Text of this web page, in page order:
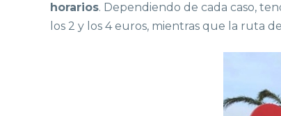
horarios. Dependiendo de cada caso,
los 2 y los 4 euros, mientras que la ruta